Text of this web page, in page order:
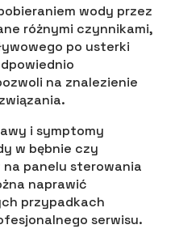
wody przez
różnymi czynnikami,
po usterki
na znalezienie
i symptomy
w bębnie czy
panelu sterowania
naprawić
przypadkach
serwisu.